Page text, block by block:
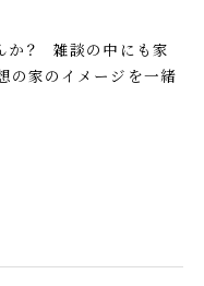
か？ 雑談の中にも家
の家のイメージを一緒